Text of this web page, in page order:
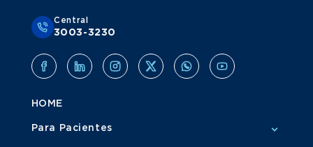
Central
3003-3230
HOME
Para Pacientes